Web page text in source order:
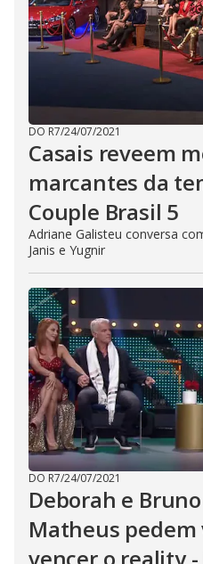
DO R7/24/07/2021
Casais reveem
marcantes da
Couple Brasil 5
Adriane Galisteu conversa
Janis e Yugnir
DO R7/24/07/2021
Deborah e
Matheus pedem